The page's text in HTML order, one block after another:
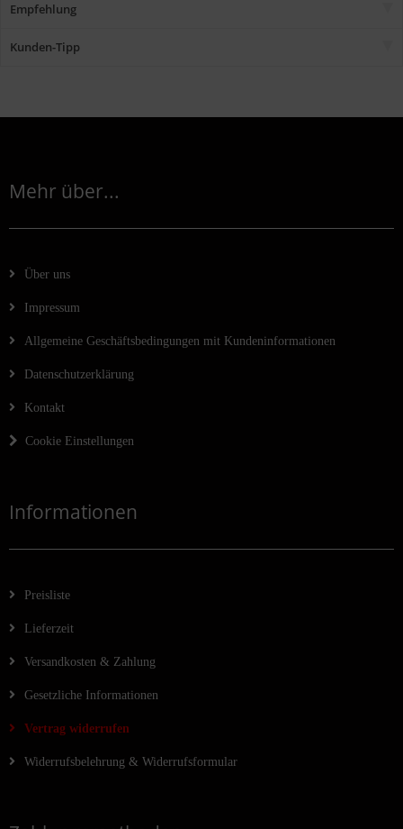
Empfehlung
Kunden-Tipp
Mehr über...
Über uns
Impressum
Allgemeine Geschäftsbedingungen mit Kundeninformationen
Datenschutzerklärung
Kontakt
Cookie Einstellungen
Informationen
Preisliste
Lieferzeit
Versandkosten & Zahlung
Gesetzliche Informationen
Vertrag widerrufen
Widerrufsbelehrung & Widerrufsformular